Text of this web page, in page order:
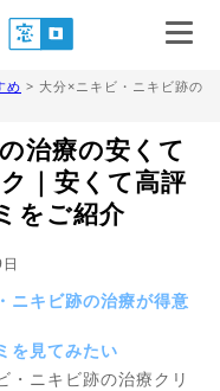
め > 大分×ニキビ・ニキビ跡の
治療の安くて
｜安くて高評
をご紹介
ニキビ跡の治療が得意
を見てみたい
・ニキビ跡の治療クリ